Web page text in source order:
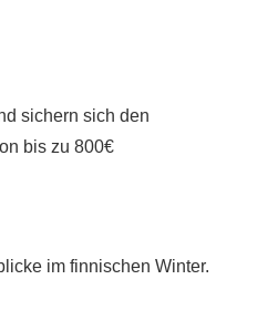
sichern sich den
bis zu 800€
im finnischen Winter.